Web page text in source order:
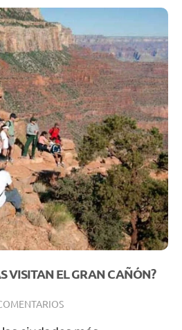
VISITAN EL GRAN CAÑÓN?